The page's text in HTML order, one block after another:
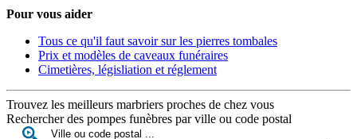
Pour vous aider
Tous ce qu'il faut savoir sur les pierres tombales
Prix et modèles de caveaux funéraires
Cimetières, législiation et réglement
Trouvez les meilleurs marbriers proches de chez vous
Rechercher des pompes funèbres par ville ou code postal